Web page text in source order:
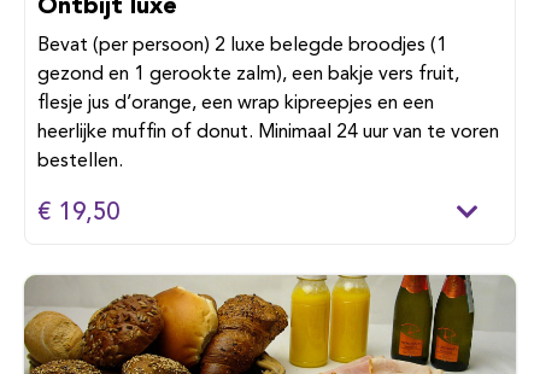
Bevat (per persoon) 2 luxe belegde broodjes (1
gezond en 1 gerookte zalm), een bakje vers fruit,
flesje jus d’orange, een wrap kipreepjes en een
heerlijke muffin of donut. Minimaal 24 uur van te voren
bestellen.
€ 19,50